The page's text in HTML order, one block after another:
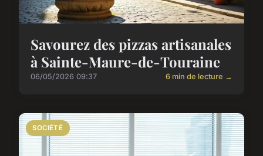
Savourez des pizzas artisanales
à Sainte-Maure-de-Touraine
06/05/2026 09:37 6 min de lecture →
SOCIÉTÉ